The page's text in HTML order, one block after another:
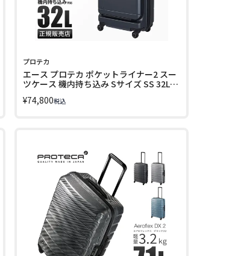
プロテカ
エース プロテカ ポケットライナー2 スー
ツケース 機内持ち込み Sサイズ SS 32L
スキャリー キャリーケース ACE
¥74,800税込